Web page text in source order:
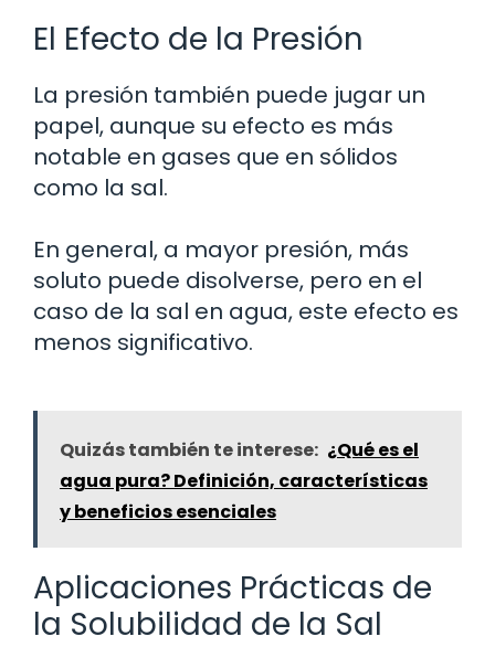
El Efecto de la Presión
La presión también puede jugar un
papel, aunque su efecto es más
notable en gases que en sólidos
como la sal.
En general, a mayor presión, más
soluto puede disolverse, pero en el
caso de la sal en agua, este efecto es
menos significativo.
Quizás también te interese: ¿Qué es el
agua pura? Definición, características
y beneficios esenciales
Aplicaciones Prácticas de
la Solubilidad de la Sal